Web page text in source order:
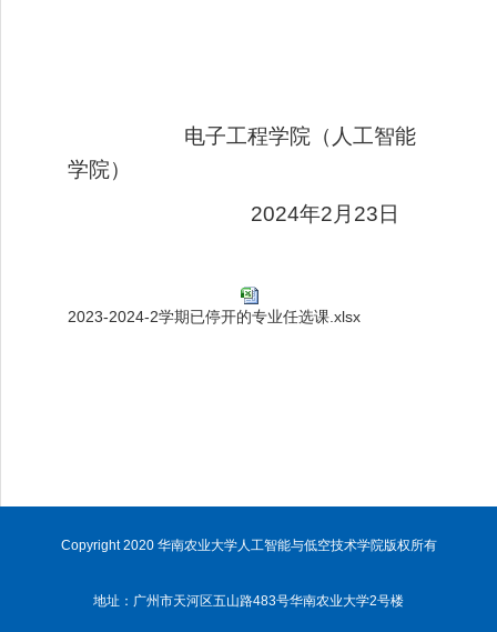
电子工程学院（人工智能
学院）
2024年2月23日
2023-2024-2学期已停开的专业任选课.xlsx
Copyright 2020 华南农业大学人工智能与低空技术学院版权所有
地址：广州市天河区五山路483号华南农业大学2号楼